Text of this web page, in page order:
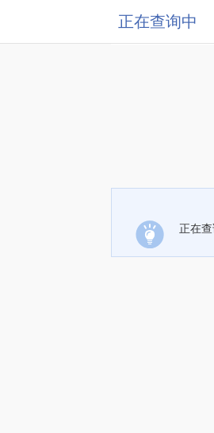
正在查询中
正在